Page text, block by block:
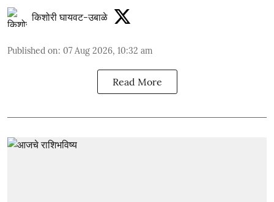
किशोरी घायवट-उबाळे
Published on: 07 Aug 2026, 10:32 am
Read More